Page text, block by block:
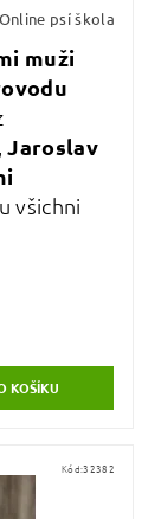
Online psí škola
muži
Jaroslav
všichni
Kód:32382